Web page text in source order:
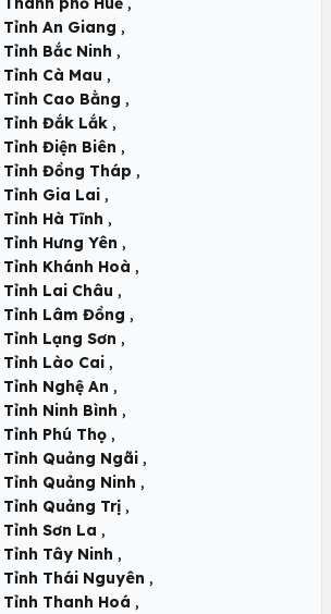
Tỉnh An Giang ,
Tỉnh Bắc Ninh ,
Tỉnh Cà Mau ,
Tỉnh Cao Bằng ,
Tỉnh Đắk Lắk ,
Tỉnh Điện Biên ,
Tỉnh Đồng Tháp ,
Tỉnh Gia Lai ,
Tỉnh Hà Tĩnh ,
Tỉnh Hưng Yên ,
Tỉnh Khánh Hoà ,
Tỉnh Lai Châu ,
Tỉnh Lâm Đồng ,
Tỉnh Lạng Sơn ,
Tỉnh Lào Cai ,
Tỉnh Nghệ An ,
Tỉnh Ninh Bình ,
Tỉnh Phú Thọ ,
Tỉnh Quảng Ngãi ,
Tỉnh Quảng Ninh ,
Tỉnh Quảng Trị ,
Tỉnh Sơn La ,
Tỉnh Tây Ninh ,
Tỉnh Thái Nguyên ,
Tỉnh Thanh Hoá ,